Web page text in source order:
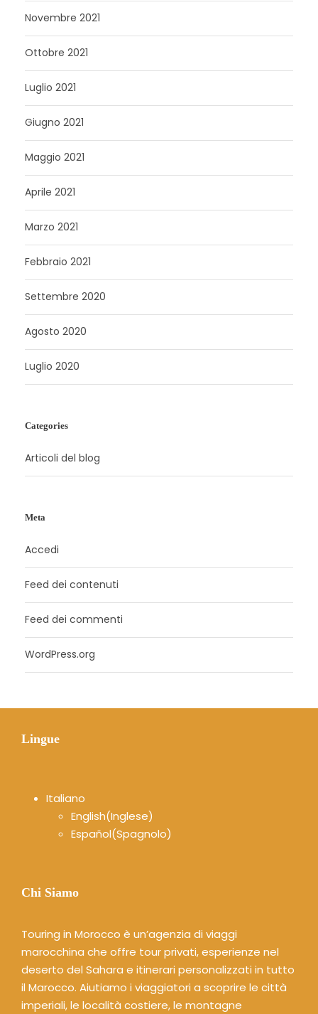
Novembre 2021
Ottobre 2021
Luglio 2021
Giugno 2021
Maggio 2021
Aprile 2021
Marzo 2021
Febbraio 2021
Settembre 2020
Agosto 2020
Luglio 2020
Categories
Articoli del blog
Meta
Accedi
Feed dei contenuti
Feed dei commenti
WordPress.org
Lingue
Italiano
English(Inglese)
Español(Spagnolo)
Chi Siamo
Touring in Morocco è un’agenzia di viaggi
marocchina che offre tour privati, esperienze nel
deserto del Sahara e itinerari personalizzati in tutto
il Marocco. Aiutiamo i viaggiatori a scoprire le città
imperiali, le località costiere, le montagne